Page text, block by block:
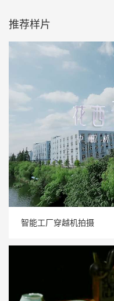
推荐样片
智能工厂穿越机拍摄
智能工厂穿越机拍摄